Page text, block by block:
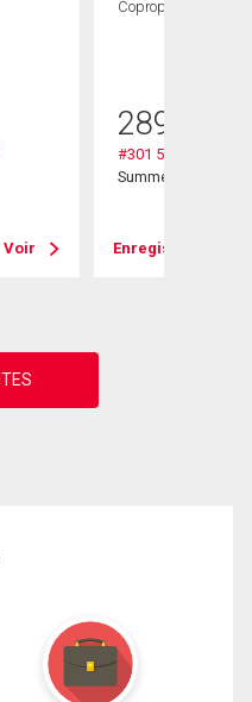
Voir
Copropriété
289 900
#301 516
Summerside, PE
Enregistrer